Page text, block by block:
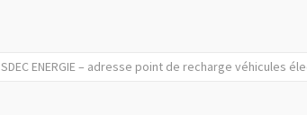
SDEC ENERGIE – adresse point de recharge véhicules